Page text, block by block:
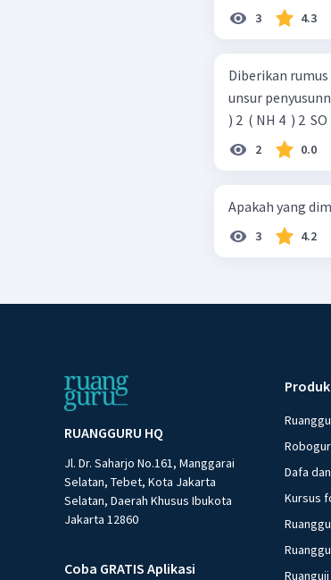
3 4.3
Diberikan
unsur penyusunnya dan
) 2 ​ ( NH 4 ​ ) 2 ​ SO
2 0.0
3 4.2
RUANGGURU HQ
Jl. Dr. Saharjo No.161, Manggarai
Selatan, Tebet, Kota Jakarta
Selatan, Daerah Khusus Ibukota
Jakarta 12860
Coba GRATIS Aplikasi
Dafa
Kursus
Ruanguji